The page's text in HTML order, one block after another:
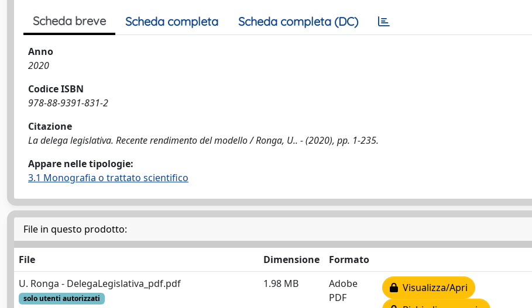
Scheda breve Scheda completa Scheda completa (DC)
Anno
2020
Codice ISBN
978-88-9391-831-2
Citazione
La delega legislativa. Recente rendimento del modello / Ronga, U.. - (2020), pp. 1-235.
Appare nelle tipologie:
3.1 Monografia o trattato scientifico
File in questo prodotto:
File Dimensione
Formato
U. Ronga - DelegaLegislativa_pdf.pdf
solo utenti autorizzati
1.98 MB
Adobe
PDF
Visualizza/Apri